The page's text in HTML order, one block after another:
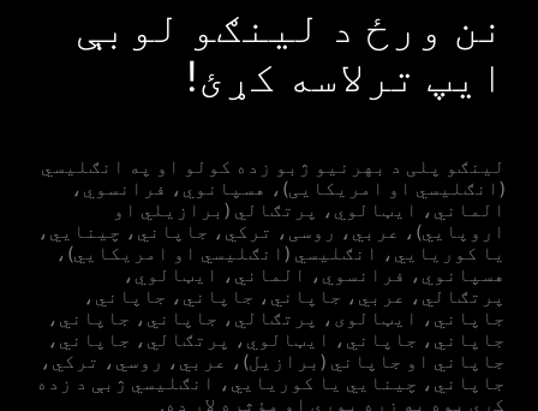
نن ورځ د لینګو لوبې
ایپ ترلاسه کړئ!
لینګو پلی د بهرنیو ژبو زده کولو او په انګلیسي
(انګلیسي او امریکایی)، هسپانوي، فرانسوي،
الماني، ایټالوي، پرتګالي (برازیلي او
اروپايي)، عربي، روسی، ترکي، جاپاني، چینایي،
یا کوریايي، انګلیسي (انګلیسي او امریکایي)،
هسپانوي، فرانسوي، الماني، ایټالوي،
پرتګالي، عربي، جاپاني، جاپاني، جاپاني،
جاپاني، ایټالوی، پرتګالي، جاپاني، جاپاني،
جاپاني، جاپاني، ایټالوي، پرتګالي، جاپاني،
جاپاني او جاپاني (برازيل)، عربي، روسي، ترکي،
جاپاني، چینايي یا کوریايي، انګلیسي ژبې د زده
کړې یوه په زړه پورې او مؤثره لار ده.